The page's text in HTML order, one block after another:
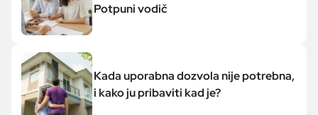
Potpuni vodič
Kada uporabna dozvola nije potrebna,
i kako ju pribaviti kad je?